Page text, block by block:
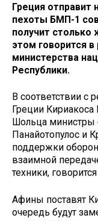
Греция отправит
пехоты БМП-1
получит столько
этом говорится
министерства
Республики.
В соответствии с
Греции
Шольца министры
Панайотопулос и
поддержки
взаимной
техники,
Афины поставят
очередь будут